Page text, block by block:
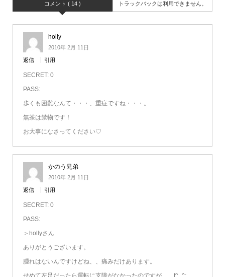
コメント ( 14 ) トラックバックは利用できません。
holly
2010年 2月 11日
返信 引用
SECRET: 0
PASS:
歩くも困難なんて・・・、重症ですね・・・。
無茶は禁物です！
お大事になさってください♡
かのう兄弟
2010年 2月 11日
返信 引用
SECRET: 0
PASS:
＞hollyさん
ありがとうございます。
腫れはないんですけどね、、痛みだけあります。